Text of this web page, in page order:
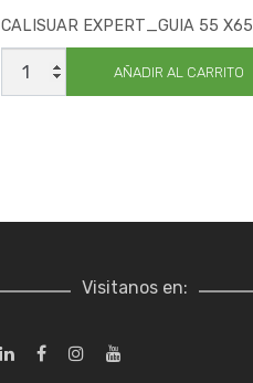
CALISUAR EXPERT_GUIA 55 X65
CALISUAR
EXPERT_GUIA
55
AÑADIR AL CARRITO
Visitanos en: